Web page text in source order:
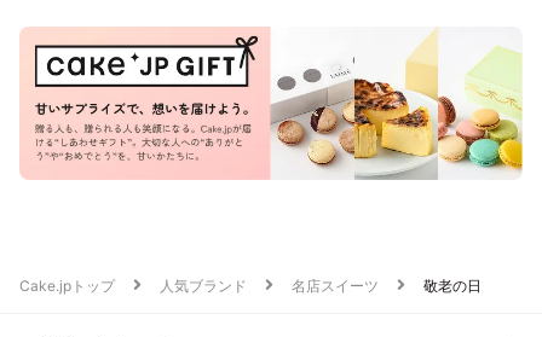
Cake.jpトップ 人気ブランド 名店スイーツ 敬老の日